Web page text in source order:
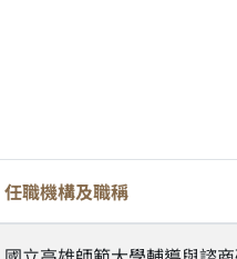
任職機構及職稱